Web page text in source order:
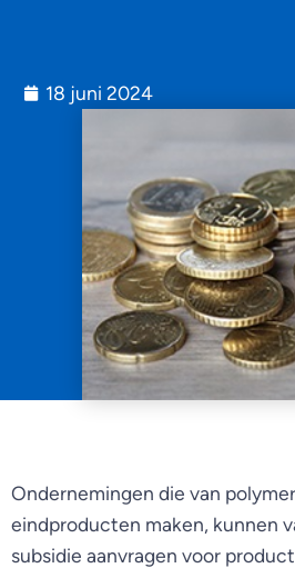
18 juni 2024
Ondernemingen die van
eindproducten maken, kunnen
subsidie aanvragen voor